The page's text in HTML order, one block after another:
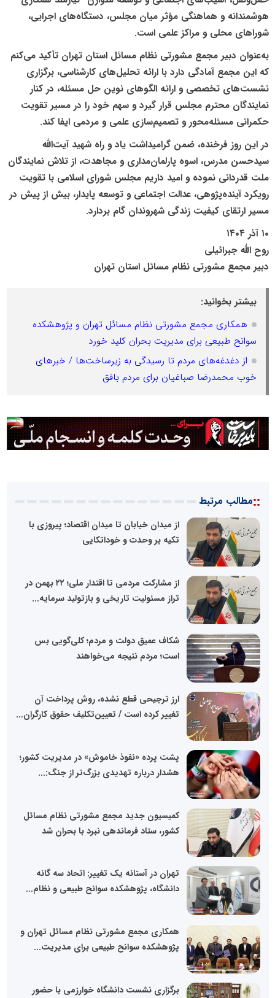
هوشمندانه و هماهنگی مؤثر میان مجلس، دستگاه‌های اجرایی،
شوراهای محلی و مراکز علمی است.
به‌عنوان دبیر مجمع مشورتی نظام مسائل استان تهران تأکید می‌کنم
که این مجمع آمادگی دارد با ارائه تحلیل‌های کارشناسی، برگزاری
نشست‌های تخصصی و ارائه الگوهای نوین حل مسئله، در کنار
نمایندگان محترم مجلس قرار گیرد و سهم خود را در مسیر تقویت
حکمرانی مسئله‌محور و تصمیم‌سازی علمی و مردمی ایفا کند.
در این روز فرخنده، ضمن گرامیداشت یاد و راه شهید آیت‌الله
سیدحسن مدرس، اسوه پارلمان‌مداری و مجاهدت، از تلاش نمایندگان
ملت قدردانی نموده و امید داریم مجلس شورای اسلامی با تقویت
رویکرد آینده‌پژوهی، عدالت اجتماعی و توسعه پایدار، بیش از پیش در
مسیر ارتقای کیفیت زندگی شهروندان گام بردارد.
۱۰ آذر ۱۴۰۴
روح الله جبرائیلی
دبیر مجمع مشورتی نظام مسائل استان تهران
بیشتر بخوانید:
همکاری مجمع مشورتی نظام مسائل تهران و پژوهشکده
سوانح طبیعی برای مدیریت بحران کلید خورد
از دغدغه‌های مردم تا رسیدگی به زیرساخت‌ها / خبرهای
خوب محمدرضا صباغیان برای مردم بافق
::مطالب مرتبط
از میدان خیابان تا میدان اقتصاد؛ پیروزی با
تکیه بر وحدت و خوداتکایی
از مشارکت مردمی تا اقتدار ملی؛ ۲۲ بهمن در
تراز مسئولیت تاریخی و بازتولید سرمایه...
شکاف عمیق دولت و مردم؛ کلی‌گویی بس
است؛ مردم نتیجه می‌خواهند
ارز ترجیحی قطع نشده، روش پرداخت آن
تغییر کرده است / تعیین‌تکلیف حقوق کارگران...
پشت پرده «نفوذ خاموش» در مدیریت کشور؛
هشدار درباره تهدیدی بزرگ‌تر از جنگ:...
کمیسیون جدید مجمع مشورتی نظام مسائل
کشور، ستاد فرماندهی نبرد با بحران شد
تهران در آستانه یک تغییر: اتحاد سه گانه
دانشگاه، پژوهشکده سوانح طبیعی و نظام...
همکاری مجمع مشورتی نظام مسائل تهران و
پژوهشکده سوانح طبیعی برای مدیریت...
برگزاری نشست دانشگاه خوارزمی با حضور